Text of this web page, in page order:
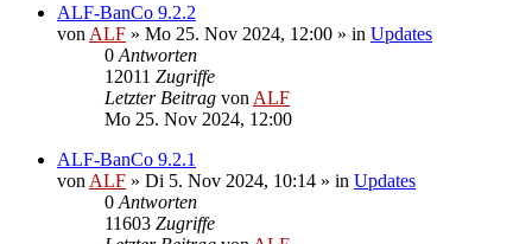
ALF-BanCo 9.2.2
von ALF » Mo 25. Nov 2024, 12:00 » in Updates
0 Antworten
12011 Zugriffe
Letzter Beitrag von ALF
Mo 25. Nov 2024, 12:00
ALF-BanCo 9.2.1
von ALF » Di 5. Nov 2024, 10:14 » in Updates
0 Antworten
11603 Zugriffe